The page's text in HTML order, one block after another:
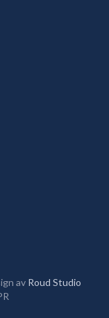
av Roud Studio